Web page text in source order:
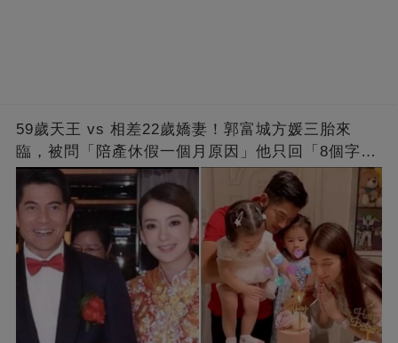
59歲天王 vs 相差22歲嬌妻！郭富城方媛三胎來
臨，被問「陪產休假一個月原因」他只回「8個字」
被贊爆